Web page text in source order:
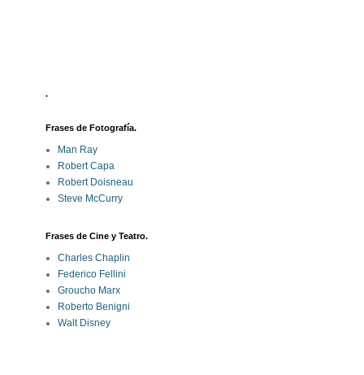
.
Frases de Fotografía.
Man Ray
Robert Capa
Robert Doisneau
Steve McCurry
Frases de Cine y Teatro.
Charles Chaplin
Federico Fellini
Groucho Marx
Roberto Benigni
Walt Disney